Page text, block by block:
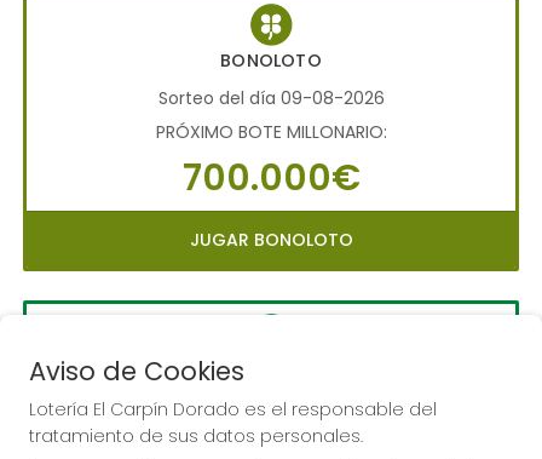
BONOLOTO
Sorteo del día 09-08-2026
PRÓXIMO BOTE MILLONARIO:
700.000€
JUGAR BONOLOTO
LA PRIMITIVA
Sorteo del día 10-08-2026
PRÓXIMO BOTE MILLONARIO:
Aviso de Cookies
Lotería El Carpín Dorado es el responsable del
tratamiento de sus datos personales.